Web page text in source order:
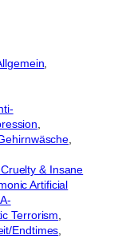
& Insane
Artificial
Terrorism
Endtimes